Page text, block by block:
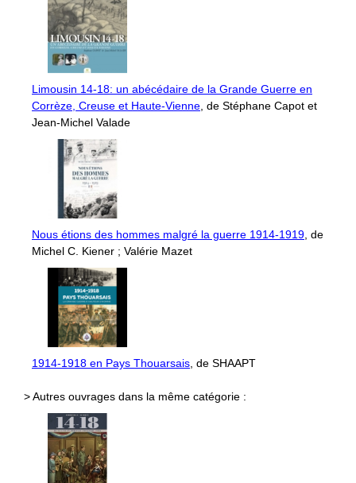
Limousin 14-18: un abécédaire de la Grande Guerre en
Corrèze, Creuse et Haute-Vienne, de Stéphane Capot et
Jean-Michel Valade
Nous étions des hommes malgré la guerre 1914-1919, de
Michel C. Kiener ; Valérie Mazet
1914-1918 en Pays Thouarsais, de SHAAPT
> Autres ouvrages dans la même catégorie :